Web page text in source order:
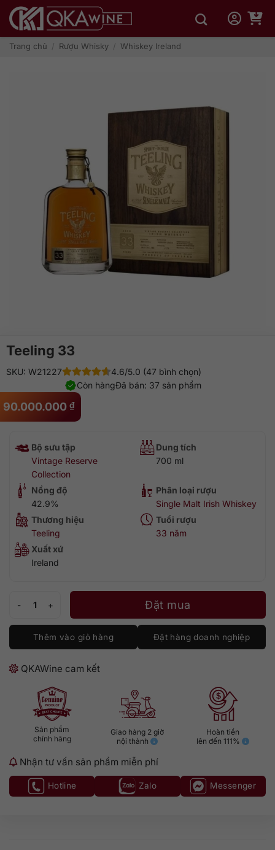
qua
dungTrang chủ / Rượu Whisky / Whiskey Ireland
Teeling 33
90.000.000 ₫
SKU: W21227
4.6/5.0 (47 bình chọn)
Đã bán: 37 sản phẩm
Còn hàng
Bộ sưu tập
Vintage Reserve
Collection
Dung tích
700 ml
Nồng độ
42.9%
Phân loại rượu
Single Malt Irish Whiskey
Thương hiệu
Teeling
Tuổi rượu
33 năm
Xuất xứ
Ireland
Đặt mua
Thêm vào giỏ hàng Đặt hàng doanh nghiệp
QKAWine cam kết
Sản phẩm
chính hãng
Giao hàng 2 giờ
nội thành
Hoàn tiền
lên đến 111%
Nhận tư vấn sản phẩm miễn phí
Hotline Zalo Messenger